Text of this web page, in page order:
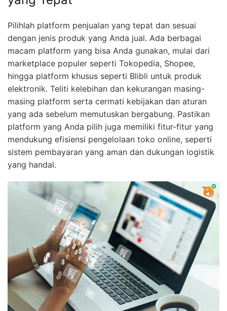
Pilihlah platform penjualan yang tepat dan sesuai
dengan jenis produk yang Anda jual. Ada berbagai
macam platform yang bisa Anda gunakan, mulai dari
marketplace populer seperti Tokopedia, Shopee,
hingga platform khusus seperti Blibli untuk produk
elektronik. Teliti kelebihan dan kekurangan masing-
masing platform serta cermati kebijakan dan aturan
yang ada sebelum memutuskan bergabung. Pastikan
platform yang Anda pilih juga memiliki fitur-fitur yang
mendukung efisiensi pengelolaan toko online, seperti
sistem pembayaran yang aman dan dukungan logistik
yang handal.